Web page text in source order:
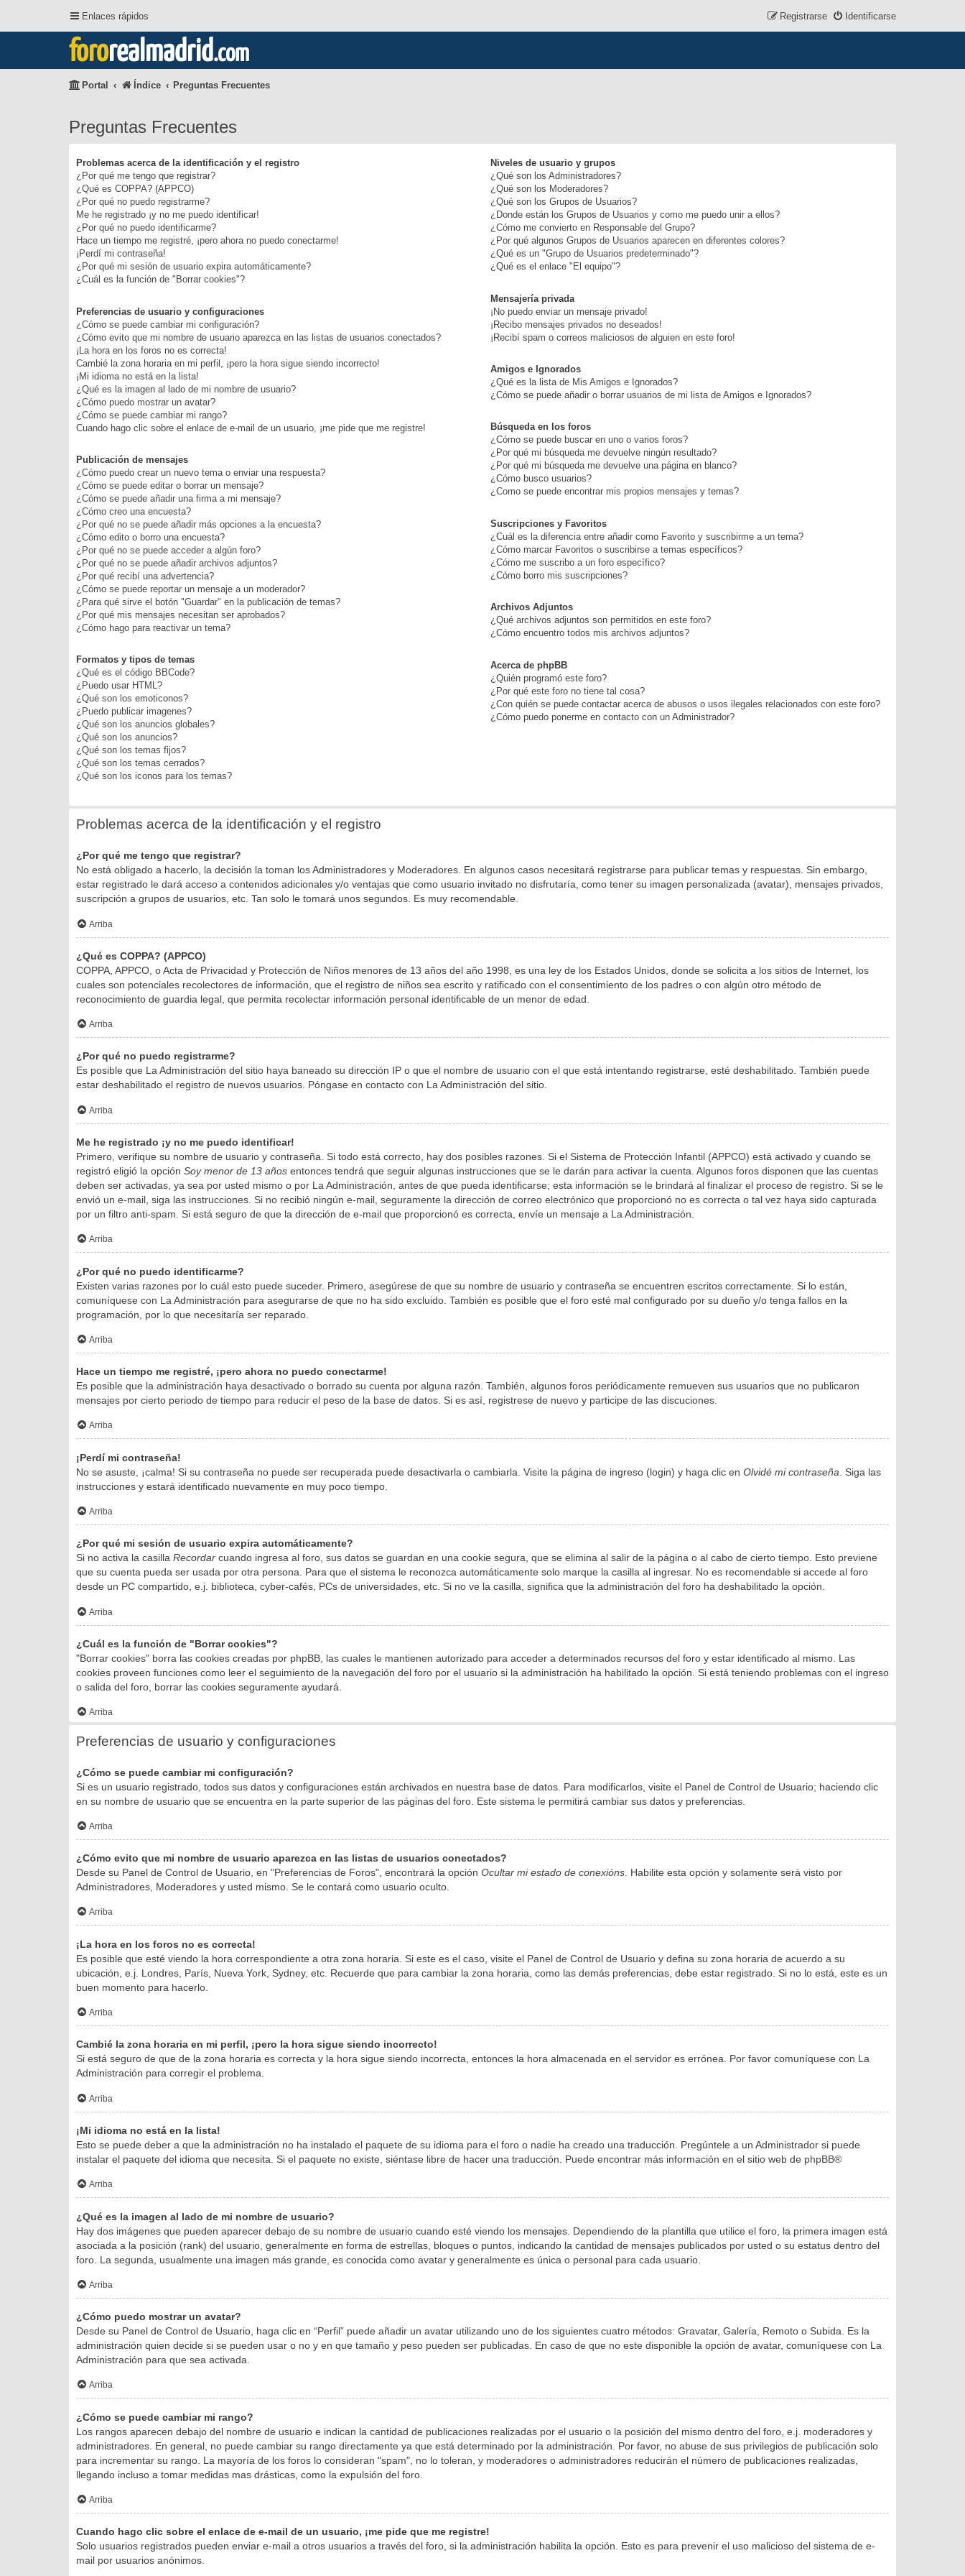
Enlaces rápidos Identificarse
Registrarse
fororealmadrid.com
Portal Índice Preguntas Frecuentes
Preguntas Frecuentes
Problemas acerca de la identificación y el registro
¿Por qué me tengo que registrar?
¿Qué es COPPA? (APPCO)
¿Por qué no puedo registrarme?
Me he registrado ¡y no me puedo identificar!
¿Por qué no puedo identificarme?
Hace un tiempo me registré, ¡pero ahora no puedo conectarme!
¡Perdí mi contraseña!
¿Por qué mi sesión de usuario expira automáticamente?
¿Cuál es la función de "Borrar cookies"?
Preferencias de usuario y configuraciones
¿Cómo se puede cambiar mi configuración?
¿Cómo evito que mi nombre de usuario aparezca en las listas de usuarios conectados?
¡La hora en los foros no es correcta!
Cambié la zona horaria en mi perfil, ¡pero la hora sigue siendo incorrecto!
¡Mi idioma no está en la lista!
¿Qué es la imagen al lado de mi nombre de usuario?
¿Cómo puedo mostrar un avatar?
¿Cómo se puede cambiar mi rango?
Cuando hago clic sobre el enlace de e-mail de un usuario, ¡me pide que me registre!
Publicación de mensajes
¿Cómo puedo crear un nuevo tema o enviar una respuesta?
¿Cómo se puede editar o borrar un mensaje?
¿Cómo se puede añadir una firma a mi mensaje?
¿Cómo creo una encuesta?
¿Por qué no se puede añadir más opciones a la encuesta?
¿Cómo edito o borro una encuesta?
¿Por qué no se puede acceder a algún foro?
¿Por qué no se puede añadir archivos adjuntos?
¿Por qué recibí una advertencia?
¿Cómo se puede reportar un mensaje a un moderador?
¿Para qué sirve el botón "Guardar" en la publicación de temas?
¿Por qué mis mensajes necesitan ser aprobados?
¿Cómo hago para reactivar un tema?
Formatos y tipos de temas
¿Qué es el código BBCode?
¿Puedo usar HTML?
¿Qué son los emoticonos?
¿Puedo publicar imagenes?
¿Qué son los anuncios globales?
¿Qué son los anuncios?
¿Qué son los temas fijos?
¿Qué son los temas cerrados?
¿Qué son los iconos para los temas?
Niveles de usuario y grupos
¿Qué son los Administradores?
¿Qué son los Moderadores?
¿Qué son los Grupos de Usuarios?
¿Donde están los Grupos de Usuarios y como me puedo unir a ellos?
¿Cómo me convierto en Responsable del Grupo?
¿Por qué algunos Grupos de Usuarios aparecen en diferentes colores?
¿Qué es un "Grupo de Usuarios predeterminado"?
¿Qué es el enlace "El equipo"?
Mensajería privada
¡No puedo enviar un mensaje privado!
¡Recibo mensajes privados no deseados!
¡Recibí spam o correos maliciosos de alguien en este foro!
Amigos e Ignorados
¿Qué es la lista de Mis Amigos e Ignorados?
¿Cómo se puede añadir o borrar usuarios de mi lista de Amigos e Ignorados?
Búsqueda en los foros
¿Cómo se puede buscar en uno o varios foros?
¿Por qué mi búsqueda me devuelve ningún resultado?
¿Por qué mi búsqueda me devuelve una página en blanco?
¿Cómo busco usuarios?
¿Como se puede encontrar mis propios mensajes y temas?
Suscripciones y Favoritos
¿Cuál es la diferencia entre añadir como Favorito y suscribirme a un tema?
¿Cómo marcar Favoritos o suscribirse a temas específicos?
¿Cómo me suscribo a un foro específico?
¿Cómo borro mis suscripciones?
Archivos Adjuntos
¿Qué archivos adjuntos son permitidos en este foro?
¿Cómo encuentro todos mis archivos adjuntos?
Acerca de phpBB
¿Quién programó este foro?
¿Por qué este foro no tiene tal cosa?
¿Con quién se puede contactar acerca de abusos o usos ilegales relacionados con este foro?
¿Cómo puedo ponerme en contacto con un Administrador?
Problemas acerca de la identificación y el registro
¿Por qué me tengo que registrar?
No está obligado a hacerlo, la decisión la toman los Administradores y Moderadores. En algunos casos necesitará registrarse para publicar temas y respuestas. Sin embargo,
estar registrado le dará acceso a contenidos adicionales y/o ventajas que como usuario invitado no disfrutaría, como tener su imagen personalizada (avatar), mensajes privados,
suscripción a grupos de usuarios, etc. Tan solo le tomará unos segundos. Es muy recomendable.
Arriba
¿Qué es COPPA? (APPCO)
COPPA, APPCO, o Acta de Privacidad y Protección de Niños menores de 13 años del año 1998, es una ley de los Estados Unidos, donde se solicita a los sitios de Internet, los
cuales son potenciales recolectores de información, que el registro de niños sea escrito y ratificado con el consentimiento de los padres o con algún otro método de
reconocimiento de guardia legal, que permita recolectar información personal identificable de un menor de edad.
Arriba
¿Por qué no puedo registrarme?
Es posible que La Administración del sitio haya baneado su dirección IP o que el nombre de usuario con el que está intentando registrarse, esté deshabilitado. También puede
estar deshabilitado el registro de nuevos usuarios. Póngase en contacto con La Administración del sitio.
Arriba
Me he registrado ¡y no me puedo identificar!
Primero, verifique su nombre de usuario y contraseña. Si todo está correcto, hay dos posibles razones. Si el Sistema de Protección Infantil (APPCO) está activado y cuando se
registró eligió la opción Soy menor de 13 años entonces tendrá que seguir algunas instrucciones que se le darán para activar la cuenta. Algunos foros disponen que las cuentas
deben ser activadas, ya sea por usted mismo o por La Administración, antes de que pueda identificarse; esta información se le brindará al finalizar el proceso de registro. Si se le
envió un e-mail, siga las instrucciones. Si no recibió ningún e-mail, seguramente la dirección de correo electrónico que proporcionó no es correcta o tal vez haya sido capturada
por un filtro anti-spam. Si está seguro de que la dirección de e-mail que proporcionó es correcta, envíe un mensaje a La Administración.
Arriba
¿Por qué no puedo identificarme?
Existen varias razones por lo cuál esto puede suceder. Primero, asegúrese de que su nombre de usuario y contraseña se encuentren escritos correctamente. Si lo están,
comuníquese con La Administración para asegurarse de que no ha sido excluido. También es posible que el foro esté mal configurado por su dueño y/o tenga fallos en la
programación, por lo que necesitaría ser reparado.
Arriba
Hace un tiempo me registré, ¡pero ahora no puedo conectarme!
Es posible que la administración haya desactivado o borrado su cuenta por alguna razón. También, algunos foros periódicamente remueven sus usuarios que no publicaron
mensajes por cierto periodo de tiempo para reducir el peso de la base de datos. Si es así, registrese de nuevo y participe de las discuciones.
Arriba
¡Perdí mi contraseña!
No se asuste, ¡calma! Si su contraseña no puede ser recuperada puede desactivarla o cambiarla. Visite la página de ingreso (login) y haga clic en Olvidé mi contraseña . Siga las
instrucciones y estará identificado nuevamente en muy poco tiempo.
Arriba
¿Por qué mi sesión de usuario expira automáticamente?
Si no activa la casilla Recordar cuando ingresa al foro, sus datos se guardan en una cookie segura, que se elimina al salir de la página o al cabo de cierto tiempo. Esto previene
que su cuenta pueda ser usada por otra persona. Para que el sistema le reconozca automáticamente solo marque la casilla al ingresar. No es recomendable si accede al foro
desde un PC compartido, e.j. biblioteca, cyber-cafés, PCs de universidades, etc. Si no ve la casilla, significa que la administración del foro ha deshabilitado la opción.
Arriba
¿Cuál es la función de "Borrar cookies"?
"Borrar cookies" borra las cookies creadas por phpBB, las cuales le mantienen autorizado para acceder a determinados recursos del foro y estar identificado al mismo. Las
cookies proveen funciones como leer el seguimiento de la navegación del foro por el usuario si la administración ha habilitado la opción. Si está teniendo problemas con el ingreso
o salida del foro, borrar las cookies seguramente ayudará.
Arriba
Preferencias de usuario y configuraciones
¿Cómo se puede cambiar mi configuración?
Si es un usuario registrado, todos sus datos y configuraciones están archivados en nuestra base de datos. Para modificarlos, visite el Panel de Control de Usuario; haciendo clic
en su nombre de usuario que se encuentra en la parte superior de las páginas del foro. Este sistema le permitirá cambiar sus datos y preferencias.
Arriba
¿Cómo evito que mi nombre de usuario aparezca en las listas de usuarios conectados?
Desde su Panel de Control de Usuario, en "Preferencias de Foros", encontrará la opción Ocultar mi estado de conexións. Habilite esta opción y solamente será visto por
Administradores, Moderadores y usted mismo. Se le contará como usuario oculto.
Arriba
¡La hora en los foros no es correcta!
Es posible que esté viendo la hora correspondiente a otra zona horaria. Si este es el caso, visite el Panel de Control de Usuario y defina su zona horaria de acuerdo a su
ubicación, e.j. Londres, París, Nueva York, Sydney, etc. Recuerde que para cambiar la zona horaria, como las demás preferencias, debe estar registrado. Si no lo está, este es un
buen momento para hacerlo.
Arriba
Cambié la zona horaria en mi perfil, ¡pero la hora sigue siendo incorrecto!
Si está seguro de que de la zona horaria es correcta y la hora sigue siendo incorrecta, entonces la hora almacenada en el servidor es errónea. Por favor comuníquese con La
Administración para corregir el problema.
Arriba
¡Mi idioma no está en la lista!
Esto se puede deber a que la administración no ha instalado el paquete de su idioma para el foro o nadie ha creado una traducción. Pregúntele a un Administrador si puede
instalar el paquete del idioma que necesita. Si el paquete no existe, siéntase libre de hacer una traducción. Puede encontrar más información en el sitio web de phpBB®
Arriba
¿Qué es la imagen al lado de mi nombre de usuario?
Hay dos imágenes que pueden aparecer debajo de su nombre de usuario cuando esté viendo los mensajes. Dependiendo de la plantilla que utilice el foro, la primera imagen está
asociada a la posición (rank) del usuario, generalmente en forma de estrellas, bloques o puntos, indicando la cantidad de mensajes publicados por usted o su estatus dentro del
foro. La segunda, usualmente una imagen más grande, es conocida como avatar y generalmente es única o personal para cada usuario.
Arriba
¿Cómo puedo mostrar un avatar?
Desde su Panel de Control de Usuario, haga clic en “Perfil” puede añadir un avatar utilizando uno de los siguientes cuatro métodos: Gravatar, Galería, Remoto o Subida. Es la
administración quien decide si se pueden usar o no y en que tamaño y peso pueden ser publicadas. En caso de que no este disponible la opción de avatar, comuníquese con La
Administración para que sea activada.
Arriba
¿Cómo se puede cambiar mi rango?
Los rangos aparecen debajo del nombre de usuario e indican la cantidad de publicaciones realizadas por el usuario o la posición del mismo dentro del foro, e.j. moderadores y
administradores. En general, no puede cambiar su rango directamente ya que está determinado por la administración. Por favor, no abuse de sus privilegios de publicación solo
para incrementar su rango. La mayoría de los foros lo consideran "spam", no lo toleran, y moderadores o administradores reducirán el número de publicaciones realizadas,
llegando incluso a tomar medidas mas drásticas, como la expulsión del foro.
Arriba
Cuando hago clic sobre el enlace de e-mail de un usuario, ¡me pide que me registre!
Solo usuarios registrados pueden enviar e-mail a otros usuarios a través del foro, si la administración habilita la opción. Esto es para prevenir el uso malicioso del sistema de e-
mail por usuarios anónimos.